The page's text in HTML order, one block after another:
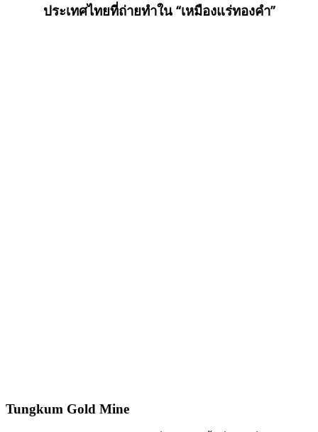
ประเทศไทยที่ถ่ายทำใน “เหมืองแร่ทองคำ”
Tungkum Gold Mine